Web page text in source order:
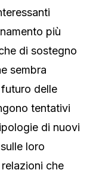
più
di sostegno
sembra
delle
tentativi
di nuovi
loro
che